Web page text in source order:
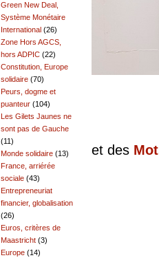
et des
Green New Deal,
Système Monétaire
International (26)
Zone Hors AGCS,
hors ADPIC (22)
Constitution, Europe
solidaire (70)
Peurs, dogme et
puanteur (104)
Les Gilets Jaunes ne
sont pas de Gauche
(11)
Monde solidaire (13)
France, arriérée
sociale (43)
Entrepreneuriat
financier, globalisation
(26)
Euros, critères de
Maastricht (3)
Europe (14)